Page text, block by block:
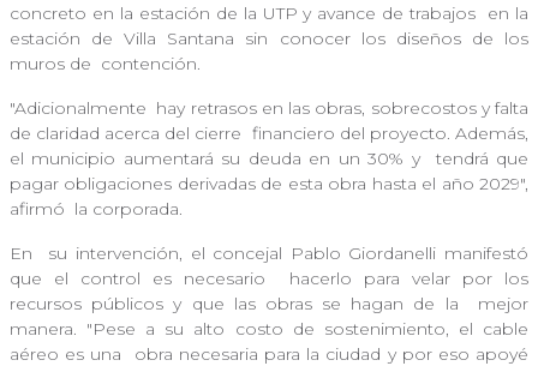
concreto en la estación de la UTP y avance de trabajos
en la
estación de Villa Santana sin conocer los diseños de los
muros de contención.
"Adicionalmente hay retrasos en las obras, sobrecostos y falta
de claridad acerca del cierre financiero del proyecto. Además,
el municipio aumentará su deuda en un 30% y
tendrá que
pagar obligaciones derivadas de esta obra hasta el año 2029",
afirmó la corporada.
En
su intervención, el concejal Pablo Giordanelli manifestó
que el control es necesario
hacerlo para velar por los
recursos públicos y que las obras se hagan de la
mejor
manera. "Pese a su alto costo de sostenimiento, el cable
aéreo es una
obra necesaria para la ciudad y por eso apoyé